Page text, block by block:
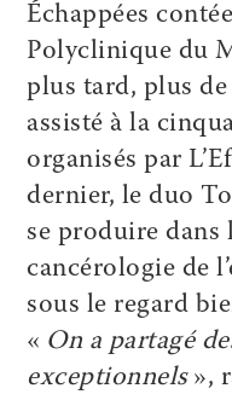
Échappées
Polyclinique du
plus tard, plus
assisté à la
organisés par
dernier, le duo
se produire dans
cancérologie de
sous le regard
« On a partagé
exceptionnels »,